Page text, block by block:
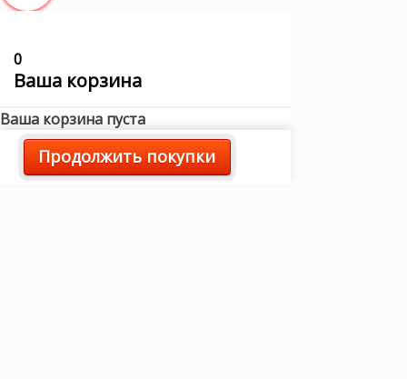
0
Ваша корзина
Ваша корзина пуста
Продолжить покупки